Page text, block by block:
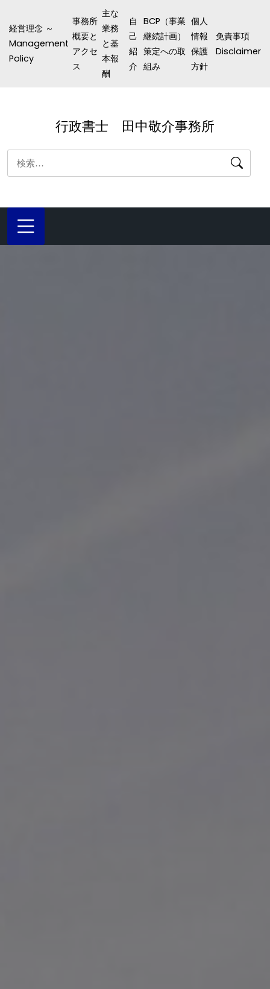
経営理念 ～
Management
Policy
事務所
概要と
アクセ
ス
主な
業務
と基
本報
酬
自
己
紹
介
BCP（事業
継続計画）
策定への取
組み
個人
情報
保護
方針
免責事項
Disclaimer
行政書士 田中敬介事務所
索: